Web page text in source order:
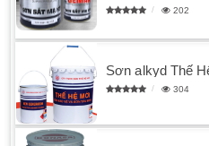
202
Sơn alkyd Thế
304